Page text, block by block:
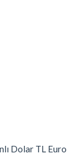
Dolar TL Euro